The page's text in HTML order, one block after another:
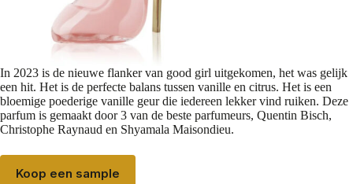
In 2023 is de nieuwe flanker van good girl uitgekomen, het was gelijk
een hit. Het is de perfecte balans tussen vanille en citrus. Het is een
bloemige poederige vanille geur die iedereen lekker vind ruiken. Deze
parfum is gemaakt door 3 van de beste parfumeurs, Quentin Bisch,
Christophe Raynaud en Shyamala Maisondieu.
Koop een sample